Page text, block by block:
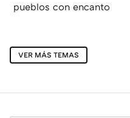
pueblos con encanto
VER MÁS TEMAS